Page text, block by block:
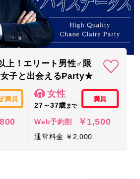
上！エリート男性♂限
女子と出会えるParty★
満員
女性
27～37歳 まで
満員
Web予約割 ￥1,500
通常料金 ￥2,000